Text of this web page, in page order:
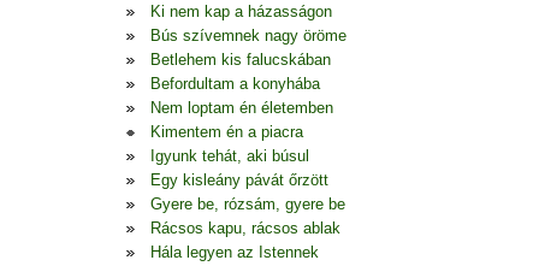
Ki nem kap a házasságon
Bús szívemnek nagy öröme
Betlehem kis falucskában
Befordultam a konyhába
Nem loptam én életemben
Kimentem én a piacra
Igyunk tehát, aki búsul
Egy kisleány pávát őrzött
Gyere be, rózsám, gyere be
Rácsos kapu, rácsos ablak
Hála legyen az Istennek